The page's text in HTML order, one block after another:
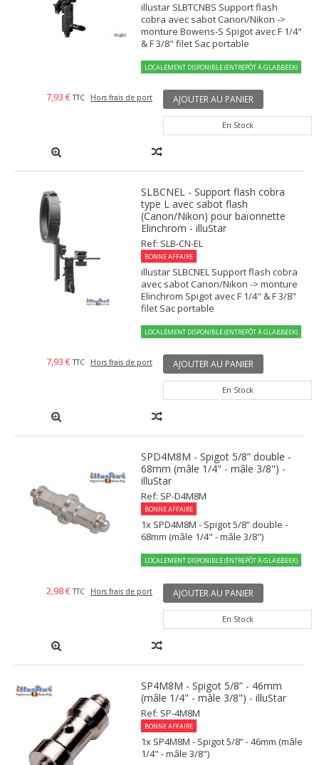
illustar SLBTCNBS Support flash
cobra avec sabot Canon/Nikon ->
monture Bowens-S Spigot avec F 1/4"
& F 3/8" filet Sac portable
LOCALEMENT DISPONIBLE (ENTREPÔT À GLABBEEK)
7,93 € TTC Hors frais de port AJOUTER AU PANIER
En Stock
SLBCNEL - Support flash cobra
type L avec sabot flash
(Canon/Nikon) pour baïonnette
Elinchrom - illuStar
Ref: SLB-CN-EL
BONNE AFFAIRE
illustar SLBCNEL Support flash cobra
avec sabot Canon/Nikon -> monture
Elinchrom Spigot avec F 1/4" & F 3/8"
filet Sac portable
LOCALEMENT DISPONIBLE (ENTREPÔT À GLABBEEK)
7,93 € TTC Hors frais de port AJOUTER AU PANIER
En Stock
SPD4M8M - Spigot 5/8” double -
68mm (mâle 1/4" - mâle 3/8") -
illuStar
Ref: SP-D4M8M
BONNE AFFAIRE
1x SPD4M8M - Spigot 5/8” double -
68mm (mâle 1/4" - mâle 3/8")
LOCALEMENT DISPONIBLE (ENTREPÔT À GLABBEEK)
2,98 € TTC Hors frais de port AJOUTER AU PANIER
En Stock
SP4M8M - Spigot 5/8” - 46mm
(mâle 1/4" - mâle 3/8") - illuStar
Ref: SP-4M8M
BONNE AFFAIRE
1x SP4M8M - Spigot 5/8” - 46mm (mâle
1/4" - mâle 3/8")